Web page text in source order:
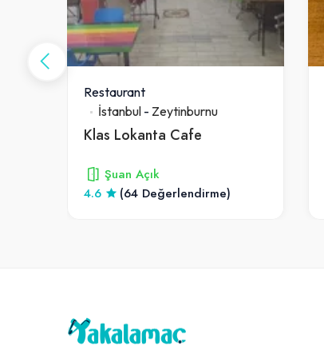
Restaurant
İstanbul - Zeytinburnu
Klas Lokanta Cafe
Şuan Açık
4.6
(64 Değerlendirme)